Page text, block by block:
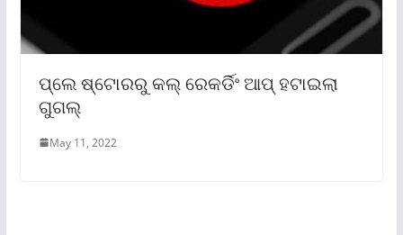
ପ୍ଲେ ଷ୍ଟୋରରୁ କଲ୍ ରେକର୍ଡିଂ ଆପ୍ ହଟାଇଲା
ଗୁଗଲ୍
May 11, 2022